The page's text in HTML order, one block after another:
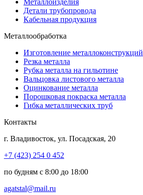
Детали трубопровода
Кабельная продукция
Металлообработка
Изготовление металлоконструкций
Резка металла
Рубка металла на гильотине
Вальцовка листового металла
Оцинкование металла
Порошковая покраска металла
Гибка металлических труб
Контакты
г. Владивосток, ул. Посадская, 20
+7 (423) 254 0 452
по будням с 8:00 до 18:00
agatstal@mail.ru